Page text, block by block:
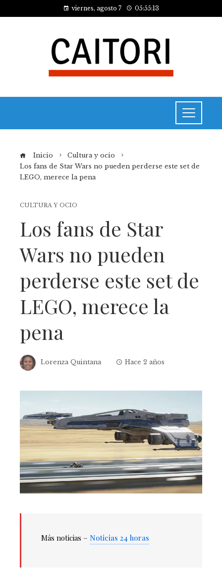
viernes, agosto 7 05:55:13
Inicio
Cultura y ocio
Los fans de Star Wars no pueden perderse este set de
LEGO, merece la pena
CULTURA Y OCIO
Los fans de Star
Wars no pueden
perderse este set de
LEGO, merece la
pena
Lorenza Quintana Hace 2 años
Más noticias – Noticias 24 horas